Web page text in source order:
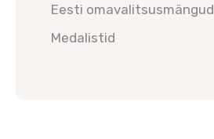
Eesti omavalitsusmängud
Medalistid